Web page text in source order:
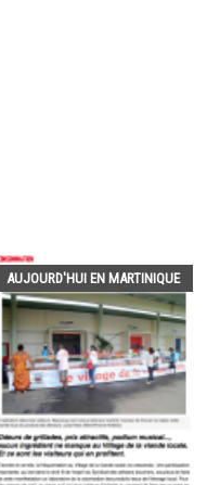
AUJOURD'HUI EN MARTINIQUE